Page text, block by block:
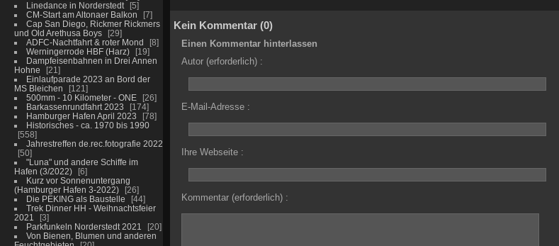
Linedance in Norderstedt
5
CM-Start am Altonaer Balkon
7
Cap San Diego, Rickmer Rickmers
und Old Arethusa Boys
29
ADFC-Nachtfahrt & roter Mond
8
Werningerrode HBF (Harz)
19
Dampfeisenbahnen in Drei Annen
Hohne
21
Einlaufparade 2023 an Bord der
MS Bleichen
121
500mm - 10 Kilometer - ONE
26
Barkassenrundfahrt 2023
174
Hamburger Hafen April 2023
78
Historisches - ca. 1970 bis 1990
558
Jahrestreffen de.rec.fotografie 2022
50
"Luna" und andere Schiffe im
Hafen (3/2022)
6
Kurz vor Sonnenuntergang
(Hamburger Hafen 3-2022)
26
Die PEKING als Baustelle
44
Trek Dinner HH - Weihnachtsfeier
2021
3
Parkfunkeln Norderstedt 2021
20
Von Bienen, Blumen und anderen
Kein Kommentar (0)
Einen Kommentar hinterlassen
Autor (erforderlich) :
E-Mail-Adresse :
Ihre Webseite :
Kommentar (erforderlich) :